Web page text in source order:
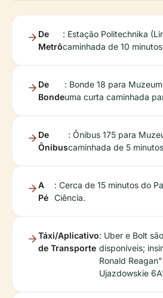
De
Metrô
: Estação Politechnika
caminhada de 10
De
Bonde
: Bonde 18 para
uma curta caminhada
De
Ônibus
: Ônibus 175 para
caminhada de 5
A
Pé
: Cerca de 15 minutos do
Ciência.
Táxi/Aplicativo
de Transporte
: Uber e Bolt
disponíveis;
Ronald
Ujazdowskie